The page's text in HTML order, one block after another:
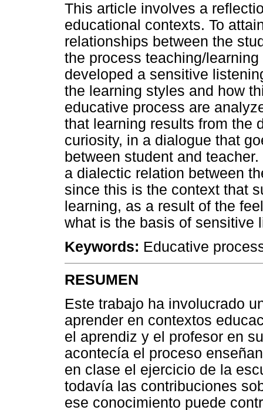
This article involves a
educational contexts. To
relationships between the
the process teaching/
developed a sensitive
the learning styles and how
educative process are
that learning results from the
curiosity, in a dialogue that
between student and
a dialectic relation between
since this is the context that
learning, as a result of the
what is the basis of sensitive
Keywords: Educative
RESUMEN
Este trabajo ha involucrado
aprender en contextos
el aprendiz y el profesor en
acontecía el proceso
en clase el ejercicio de la
todavía las contribuciones
ese conocimiento puede